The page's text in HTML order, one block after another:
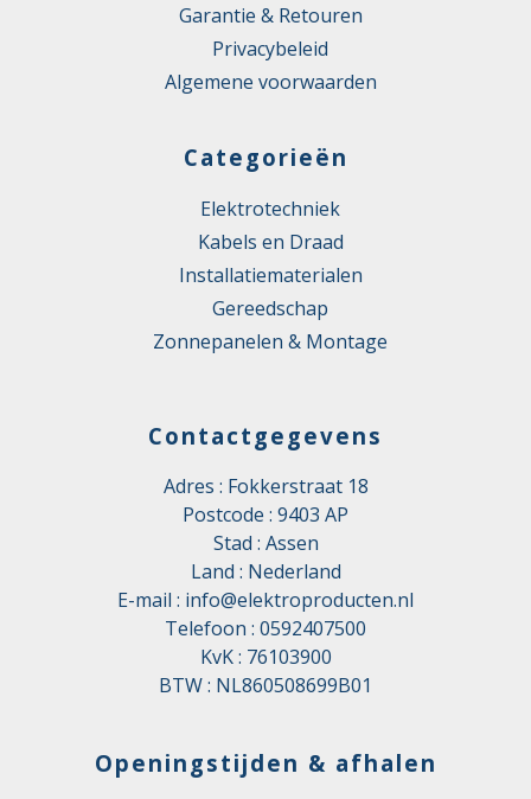
Garantie & Retouren
Privacybeleid
Algemene voorwaarden
Categorieën
Elektrotechniek
Kabels en Draad
Installatiematerialen
Gereedschap
Zonnepanelen & Montage
Contactgegevens
Adres : Fokkerstraat 18
Postcode : 9403 AP
Stad : Assen
Land : Nederland
E-mail : info@elektroproducten.nl
Telefoon : 0592407500
KvK : 76103900
BTW : NL860508699B01
Openingstijden & afhalen